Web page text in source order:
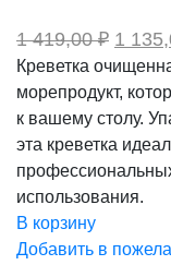
1 419,00₽
1
1
Креветка
морепродукт,
к вашему столу.
эта креветка
использования.
В корзину
Добавить в